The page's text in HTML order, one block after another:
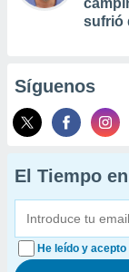
sufrió
Síguenos
El Tiempo
He leído y